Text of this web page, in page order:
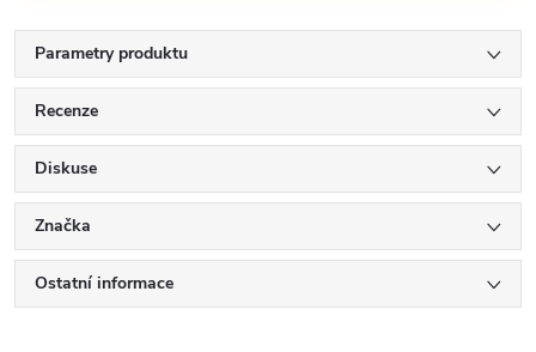
Parametry produktu
Recenze
Diskuse
Značka
Ostatní informace